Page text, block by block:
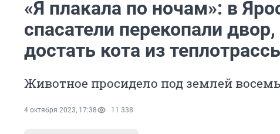
«Я плакала по ночам»: в
спасатели перекопали
достать кота из
Животное просидело под землей
4 октября 2023, 17:38 11 338